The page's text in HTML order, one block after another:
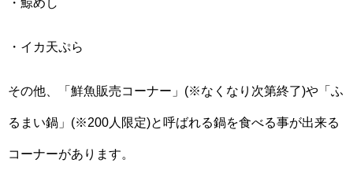
・鯨めし
・イカ天ぷら
その他、「鮮魚販売コーナー」(※なくなり次第終了)や「ふ
るまい鍋」(※200人限定)と呼ばれる鍋を食べる事が出来る
コーナーがあります。